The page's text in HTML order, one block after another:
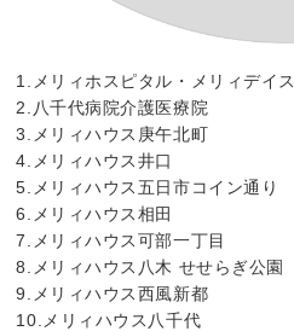
1.メリィホスピタル・メリィデイス
2.八千代病院介護医療院
3.メリィハウス庚午北町
4.メリィハウス井口
5.メリィハウス五日市コイン通り
6.メリィハウス相田
7.メリィハウス可部一丁目
8.メリィハウス八木 せせらぎ公園
9.メリィハウス西風新都
10.メリィハウス八千代